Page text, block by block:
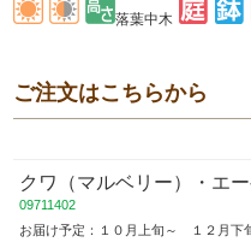
落葉中木
ご注文はこちらから
クワ（マルベリー）・エ
09711402
お届け予定：１０月上旬～ １２月下